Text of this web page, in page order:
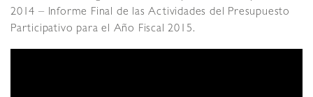
2014 – Informe Final de las Actividades del Presupuesto
Participativo para el Año Fiscal 2015.